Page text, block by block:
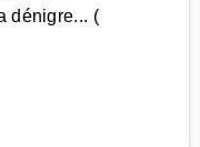
dénigre... (